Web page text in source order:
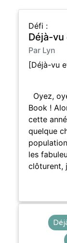
Défi :
Déjà-
Par Lyn
[Déjà-vu
Oyez,
Book !
cette
quelque
les
clôturent,